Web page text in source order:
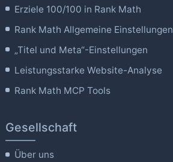
Erziele 100/100 in Rank Math
Rank Math Allgemeine Einstellungen
„Titel und Meta“-Einstellungen
Leistungsstarke Website-Analyse
Rank Math MCP Tools
Gesellschaft
Über uns